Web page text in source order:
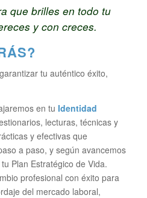
que brilles en todo tu
y con creces.
tu auténtico éxito,
en tu Identidad
lecturas, técnicas y
y efectivas que
a paso, y según avancemos
Plan Estratégico de Vida.
profesional con éxito para
del mercado laboral,